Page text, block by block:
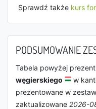
Sprawdź także kurs
PODSUMOWANIE
Tabela powyżej
węgierskiego
w
prezentowane w
zaktualizowane 2026-